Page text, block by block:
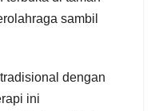
sambil
dengan
ini